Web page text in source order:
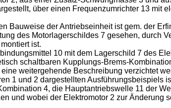
über einen Frequenzumrichter 13 mit
Bauweise der Antriebseinheit ist gem. der
des Motorlagerschildes 7 gesehen, durch
ist.
10 mit dem Lagerschild 7 des
schaltbaren Kupplungs-Brems-
weitergehende Beschreibung verzichtet
1 und 2 dargestellten Ausführungsbeispiels
4, die Hauptantriebswelle 11 der
und wobei der Elektromotor 2 zur